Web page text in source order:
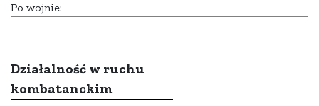
Po wojnie:
Działalność w ruchu
kombatanckim